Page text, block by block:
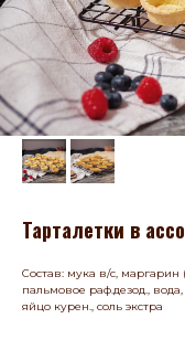
Тарталетки в
Состав: мука в/с, маргарин
пальмовое раф.дезод.,
яйцо курен., соль экстра